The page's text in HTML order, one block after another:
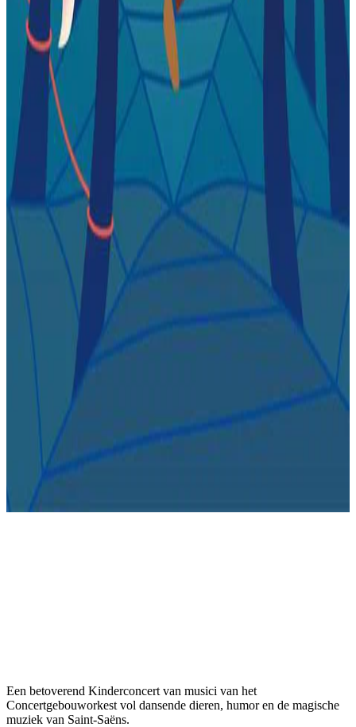
Een betoverend Kinderconcert van musici van het
Concertgebouworkest vol dansende dieren, humor en de magische
muziek van Saint-Saëns.